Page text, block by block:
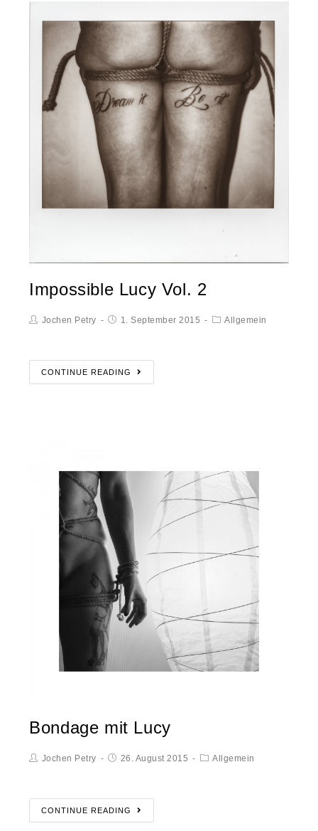
Impossible Lucy Vol. 2
Jochen Petry 1. September 2015 Allgemein
CONTINUE READING
Bondage mit Lucy
Jochen Petry 26. August 2015 Allgemein
CONTINUE READING